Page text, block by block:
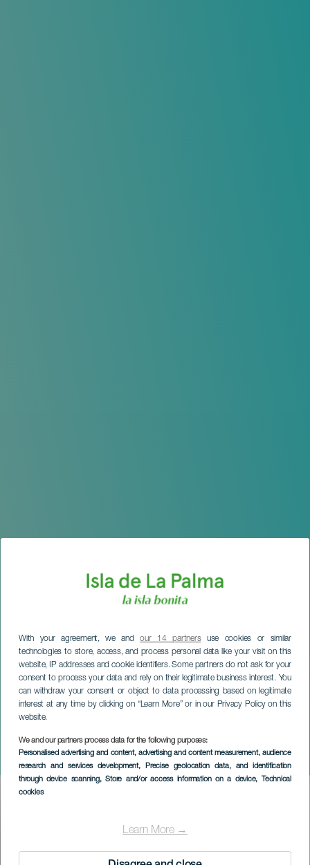
With your agreement, we andour 14 partnersuse cookies or similar
technologies to store, access, and process personal data like your visit on this
website, IP addresses and cookie identifiers. Some partners do not ask for your
consent to process your data and rely on their legitimate business interest. You
can withdraw your consent or object to data processing based on legitimate
interest at any time by clicking on “Learn More” or in our Privacy Policy on this
website.
We and our partners process data for the following purposes:
Personalised advertising and content, advertising and content measurement, audience
research and services development, Precise geolocation data, and identification
through device scanning, Store and/or access information on a device, Technical
cookies
Learn More →
La Semaine sainte à
Puntagorda
Imagen